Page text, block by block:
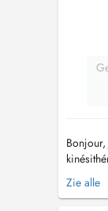
Bonjour,
Feulen.
Zie alle